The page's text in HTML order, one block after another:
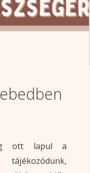
ott lapul a
tájékozódunk,